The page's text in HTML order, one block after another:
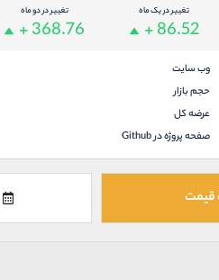
تغییر در یک ماه
+ 86.52
تغییر در دو ماه
+ 368.76
وب سایت
حجم بازار
عرضه کل
صفحه پروژه در Github
قیمت